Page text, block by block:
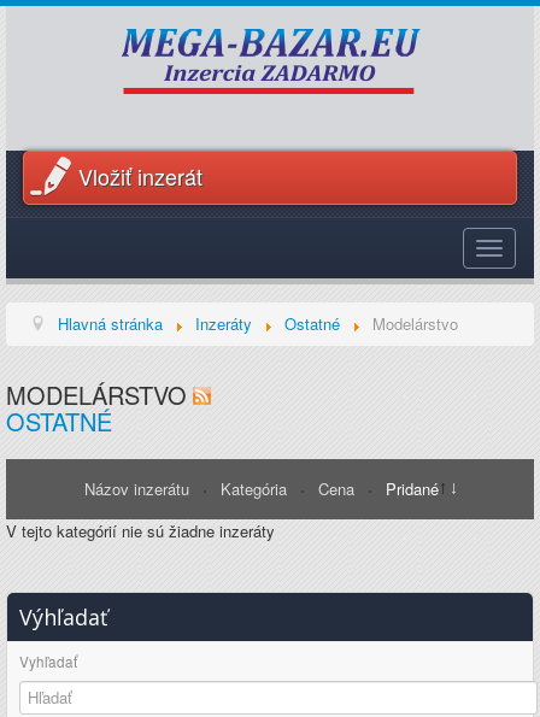
Vložiť inzerát
Toggle
Hlavná stránka Inzeráty Ostatné Modelárstvo
MODELÁRSTVO
OSTATNÉ
Názov inzerátu Kategória Cena
Pridané
V tejto kategórií nie sú žiadne inzeráty
Výhľadať
Vyhľadať